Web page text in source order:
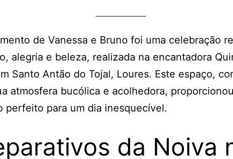
de Vanessa e Bruno foi uma celebração
alegria e beleza, realizada na encantadora
Santo Antão do Tojal, Loures. Este espaço,
atmosfera bucólica e acolhedora,
perfeito para um dia inesquecível.
da Noiva